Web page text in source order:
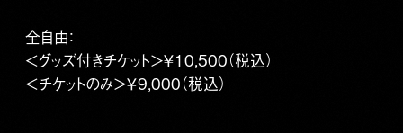
全自由：
＜グッズ付きチケット＞￥10,500（税込）
＜チケットのみ＞￥9,000（税込）